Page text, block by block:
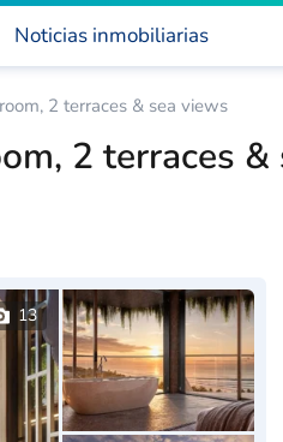
Noticias inmobiliarias
2 terraces & sea views
2 terraces &
13